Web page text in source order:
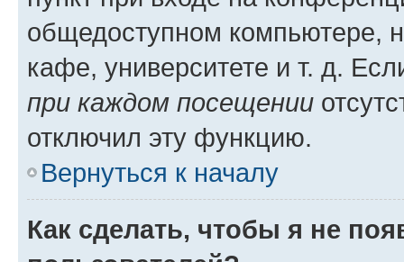
общедоступном компьютере,
кафе, университете и т. д.
при каждом посещении
отключил эту функцию.
Вернуться к началу
Как сделать, чтобы я не